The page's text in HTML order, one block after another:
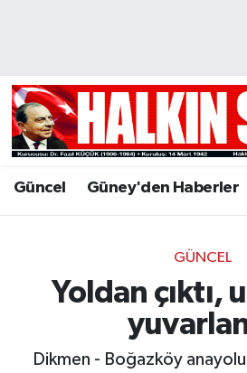
Güncel Güney'den Haberler
GÜNCEL
Yoldan çıktı,
Dikmen - Boğazköy
Hava Durumu
Trafik Durumu
Son Dakika Haberleri
Haber Arşivi